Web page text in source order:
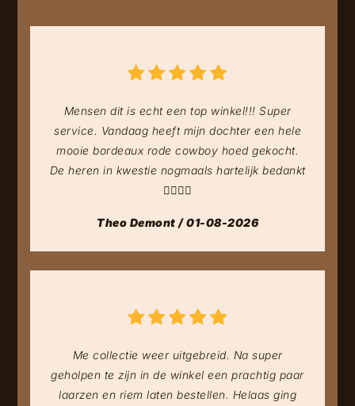
Mensen dit is echt een top winkel!!! Super
service. Vandaag heeft mijn dochter een hele
mooie bordeaux rode cowboy hoed gekocht.
De heren in kwestie nogmaals hartelijk bedankt
👍🏻👍🏻
Theo Demont / 01-08-2026
Me collectie weer uitgebreid. Na super
geholpen te zijn in de winkel een prachtig paar
laarzen en riem laten bestellen. Helaas ging